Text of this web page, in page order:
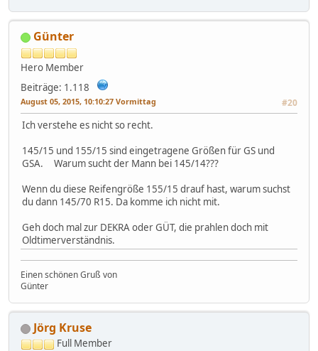
Günter
Hero Member
Beiträge: 1.118
August 05, 2015, 10:10:27 Vormittag #20
Ich verstehe es nicht so recht.
145/15 und 155/15 sind eingetragene Größen für GS und
GSA. Warum sucht der Mann bei 145/14???
Wenn du diese Reifengröße 155/15 drauf hast, warum suchst
du dann 145/70 R15. Da komme ich nicht mit.
Geh doch mal zur DEKRA oder GÜT, die prahlen doch mit
Oldtimerverständnis.
Einen schönen Gruß von
Günter
Jörg Kruse
Full Member